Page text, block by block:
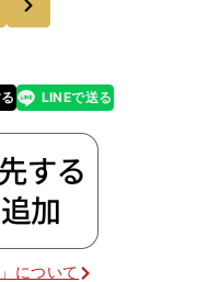
line LINEで送る
について